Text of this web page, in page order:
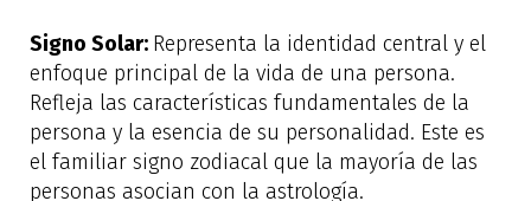
Signo Solar: Representa la identidad central y el
enfoque principal de la vida de una persona.
Refleja las características fundamentales de la
persona y la esencia de su personalidad. Este es
el familiar signo zodiacal que la mayoría de las
personas asocian con la astrología.